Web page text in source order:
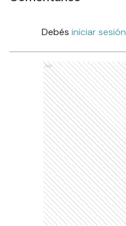
Debés iniciar sesión
Ads